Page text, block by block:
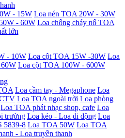
- 15W Loa nén TOA 20W - 30W
- 60W Loa chống cháy nổ TOA
lớn
- 10W Loa cột TOA 15W -30W Loa
Loa cột TOA 100W - 600W
Loa cầm tay - Megaphone Loa
Loa TOA ngoài trời Loa phòng
Loa TOA phát nhạc shop, cafe Loa
trường Loa kéo - Loa di động Loa
5839-8 Loa TOA 50W Loa TOA
- Loa truyền thanh